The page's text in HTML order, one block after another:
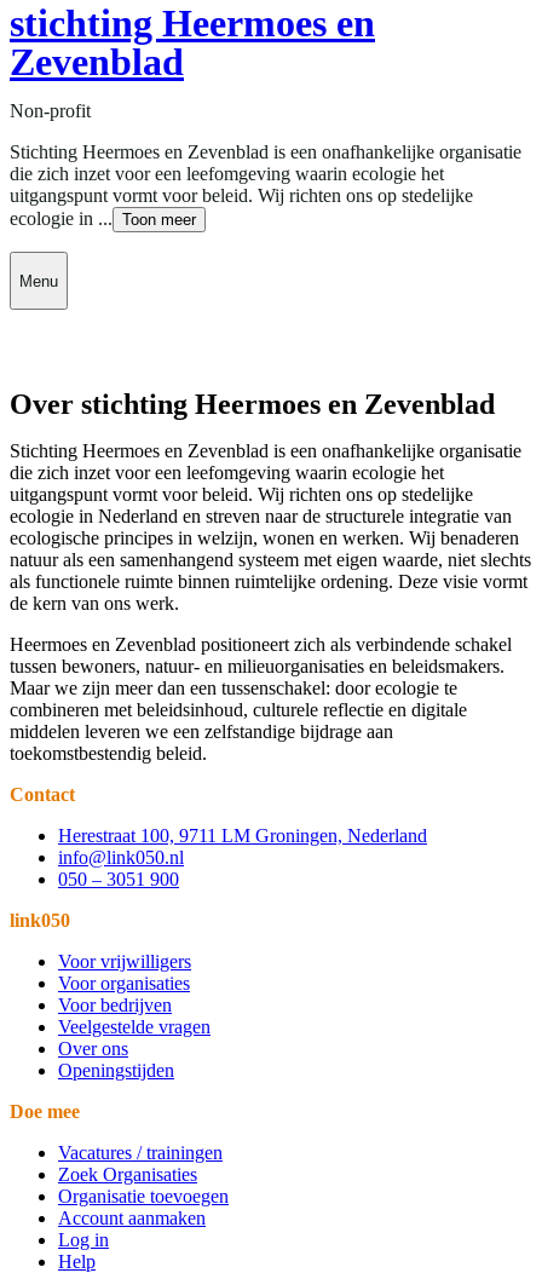
stichting Heermoes en
Zevenblad
Non-profit
Stichting Heermoes en Zevenblad is een onafhankelijke organisatie
die zich inzet voor een leefomgeving waarin ecologie het
uitgangspunt vormt voor beleid. Wij richten ons op stedelijke
ecologie in ... Toon meer
Menu
Over stichting Heermoes en Zevenblad
Stichting Heermoes en Zevenblad is een onafhankelijke organisatie
die zich inzet voor een leefomgeving waarin ecologie het
uitgangspunt vormt voor beleid. Wij richten ons op stedelijke
ecologie in Nederland en streven naar de structurele integratie van
ecologische principes in welzijn, wonen en werken. Wij benaderen
natuur als een samenhangend systeem met eigen waarde, niet slechts
als functionele ruimte binnen ruimtelijke ordening. Deze visie vormt
de kern van ons werk.
Heermoes en Zevenblad positioneert zich als verbindende schakel
tussen bewoners, natuur- en milieuorganisaties en beleidsmakers.
Maar we zijn meer dan een tussenschakel: door ecologie te
combineren met beleidsinhoud, culturele reflectie en digitale
middelen leveren we een zelfstandige bijdrage aan
toekomstbestendig beleid.
Contact
Herestraat 100, 9711 LM Groningen, Nederland
info@link050.nl
050 – 3051 900
link050
Voor vrijwilligers
Voor organisaties
Voor bedrijven
Veelgestelde vragen
Over ons
Openingstijden
Doe mee
Vacatures / trainingen
Zoek Organisaties
Organisatie toevoegen
Account aanmaken
Log in
Help